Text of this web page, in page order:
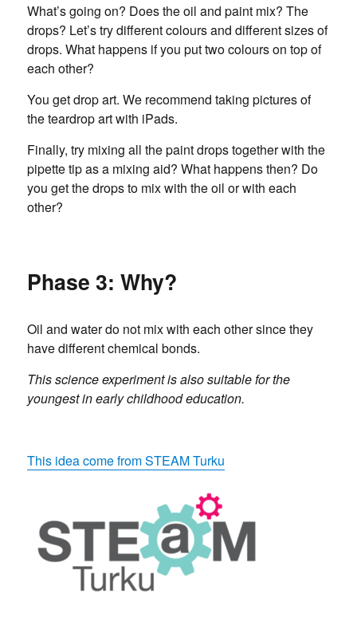
What’s going on? Does the oil and paint mix? The
drops? Let’s try different colours and different sizes of
drops. What happens if you put two colours on top of
each other?
You get drop art. We recommend taking pictures of
the teardrop art with iPads.
Finally, try mixing all the paint drops together with the
pipette tip as a mixing aid? What happens then? Do
you get the drops to mix with the oil or with each
other?
Phase 3: Why?
Oil and water do not mix with each other since they
have different chemical bonds.
This science experiment is also suitable for the
youngest in early childhood education.
This idea come from STEAM Turku